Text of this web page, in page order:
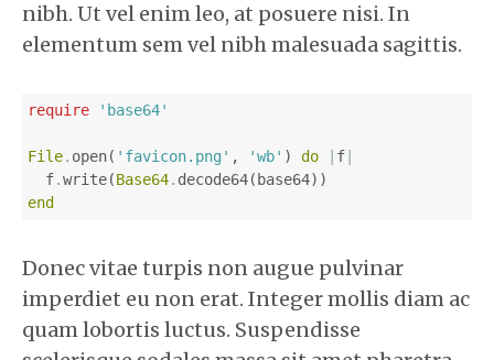
nibh. Ut vel enim leo, at posuere nisi. In
elementum sem vel nibh malesuada sagittis.
require 'base64'
File. open( 'favicon.png' , 'wb' ) do f
f.write(Base64. decode64( base64))
end
Donec vitae turpis non augue pulvinar
imperdiet eu non erat. Integer mollis diam ac
quam lobortis luctus. Suspendisse